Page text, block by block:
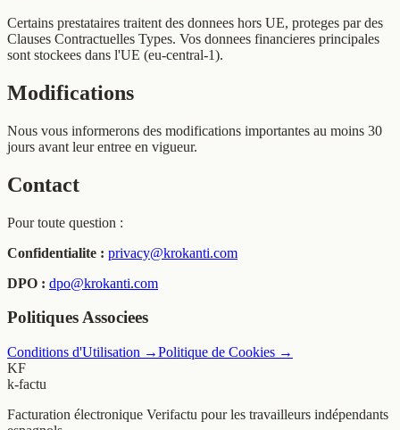
Certains prestataires traitent des donnees hors UE, proteges par des
Clauses Contractuelles Types. Vos donnees financieres principales
sont stockees dans l'UE (eu-central-1).
Modifications
Nous vous informerons des modifications importantes au moins 30
jours avant leur entree en vigueur.
Contact
Pour toute question :
Confidentialite : privacy@krokanti.com
DPO : dpo@krokanti.com
Politiques Associees
Conditions d'Utilisation →Politique de Cookies →
KF
k-factu
Facturation électronique Verifactu pour les travailleurs indépendants